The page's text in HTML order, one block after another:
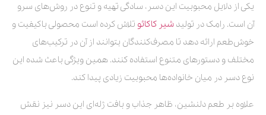
یکی از دلایل محبوبیت این دسر، سادگی تهیه و تنوع در روش‌های سرو
آن است. رامک در تولید شیر کاکائو تلاش کرده است محصولی باکیفیت و
خوش‌طعم ارائه دهد تا مصرف‌کنندگان بتوانند از آن در ترکیب‌های
مختلف و دستورهای متنوع استفاده کنند. همین ویژگی باعث شده این
نوع دسر در میان خانواده‌ها محبوبیت زیادی پیدا کند.
علاوه بر طعم دلنشین، ظاهر جذاب و بافت ژله‌ای این دسر نیز نقش